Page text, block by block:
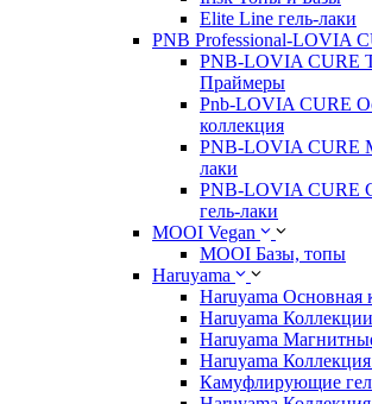
Elite Line гель-лаки
PNB Professional-LOVIA
PNB-LOVIA CURE
Праймеры
Pnb-LOVIA CURE
коллекция
PNB-LOVIA CURE
лаки
PNB-LOVIA CURE
гель-лаки
MOOI Vegan
MOOI Базы, топы
Haruyama
Haruyama Основная
Haruyama
Haruyama
Haruyama
Камуфлирующие